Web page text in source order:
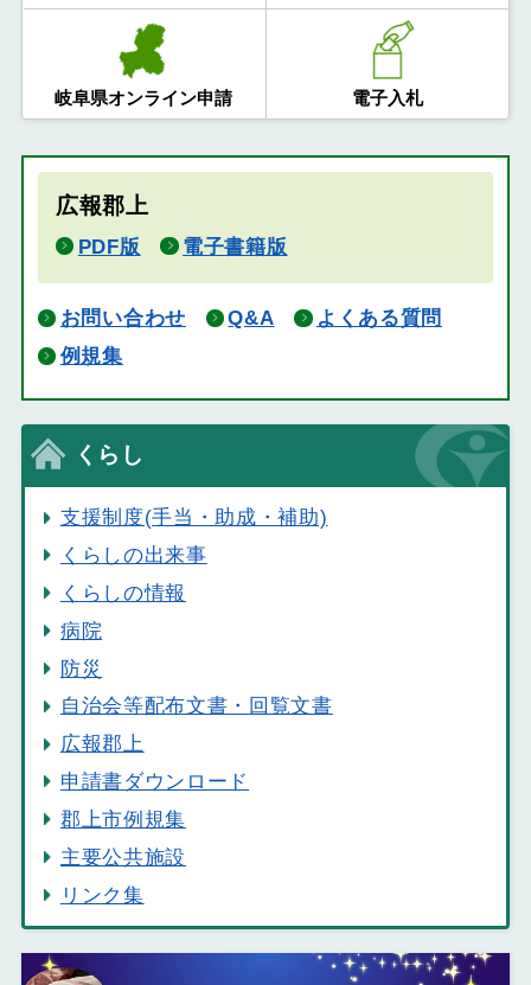
岐阜県オンライン申請 電子入札
広報郡上
PDF版 電子書籍版
お問い合わせ Q&A
よくある質問
例規集
くらし
支援制度(手当・助成・補助)
くらしの出来事
くらしの情報
病院
防災
自治会等配布文書・回覧文書
広報郡上
申請書ダウンロード
郡上市例規集
主要公共施設
リンク集